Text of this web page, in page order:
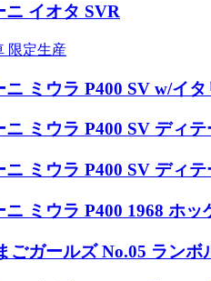
ニ イオタ SVR
限定生産
ニ ミウラ P400 SV w/イ
ニ ミウラ P400 SV ディ
ニ ミウラ P400 SV ディ
ニ ミウラ P400 1968 ホッ
ごガールズ No.05 ラン